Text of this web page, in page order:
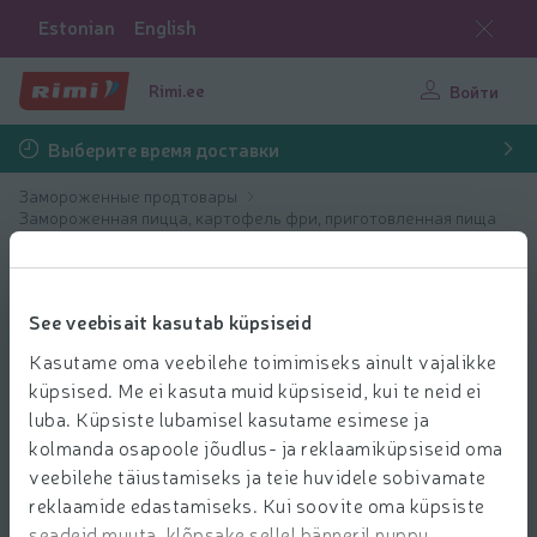
See veebisait kasutab küpsiseid
Kasutame oma veebilehe toimimiseks ainult vajalikke
küpsised. Me ei kasuta muid küpsiseid, kui te neid ei
luba. Küpsiste lubamisel kasutame esimese ja
kolmanda osapoole jõudlus- ja reklaamiküpsiseid oma
veebilehe täiustamiseks ja teie huvidele sobivamate
reklaamide edastamiseks. Kui soovite oma küpsiste
Estonian English
Rimi.ee Войти
Выберите время доставки
Замороженные продтовары
Замороженная пицца, картофель фри, приготовленная пища